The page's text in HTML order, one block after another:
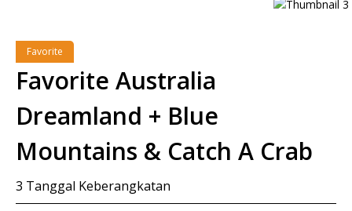
Favorite
Favorite Australia
Dreamland + Blue
Mountains & Catch A Crab
3 Tanggal Keberangkatan